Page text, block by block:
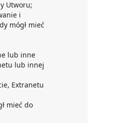
Utworu;
i
mógł mieć
lub inne
lub innej
Extranetu
mieć do